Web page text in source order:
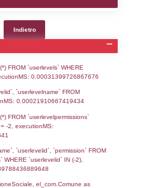
CERTIFICAZIONI E
A CUI è SOGGETTO LO
F (pubblico) - DESCRIZIONE
TERRITORIO
H (pubblico) - DESCRIZIONE
E RIEPILOGO SOSTANZE